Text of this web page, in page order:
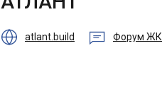
 atlant.build  Форум ЖК